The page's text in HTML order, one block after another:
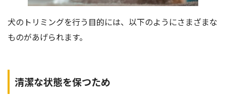
犬のトリミングを行う目的には、以下のようにさまざまな
ものがあげられます。
清潔な状態を保つため